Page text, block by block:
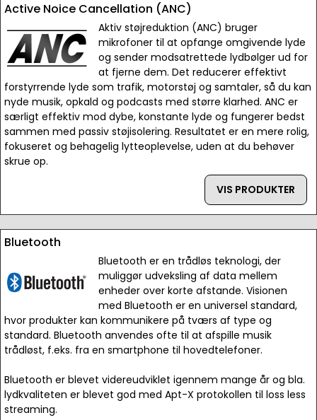
Active Noice Cancellation (ANC)
Aktiv støjreduktion (ANC) bruger
mikrofoner til at opfange omgivende lyde
og sender modsatrettede lydbølger ud for
at fjerne dem. Det reducerer effektivt
forstyrrende lyde som trafik, motorstøj og samtaler, så du kan
nyde musik, opkald og podcasts med større klarhed. ANC er
særligt effektiv mod dybe, konstante lyde og fungerer bedst
sammen med passiv støjisolering. Resultatet er en mere rolig,
fokuseret og behagelig lytteoplevelse, uden at du behøver
skrue op.
VIS PRODUKTER
Bluetooth
Bluetooth er en trådløs teknologi, der
muliggør udveksling af data mellem
enheder over korte afstande. Visionen
med Bluetooth er en universel standard,
hvor produkter kan kommunikere på tværs af type og
standard. Bluetooth anvendes ofte til at afspille musik
trådløst, f.eks. fra en smartphone til hovedtelefoner.
Bluetooth er blevet videreudviklet igennem mange år og bla.
lydkvaliteten er blevet god med Apt-X protokollen til loss less
streaming.